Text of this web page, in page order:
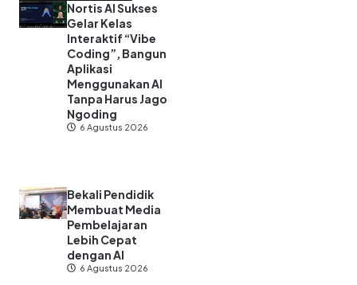
Nortis AI Sukses
Gelar Kelas
Interaktif “Vibe
Coding”, Bangun
Aplikasi
Menggunakan AI
Tanpa Harus Jago
Ngoding
6 Agustus 2026
Bekali Pendidik
Membuat Media
Pembelajaran
Lebih Cepat
dengan AI
6 Agustus 2026